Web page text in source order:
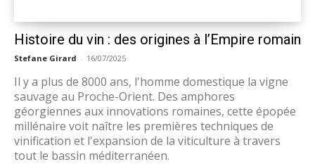
Histoire du vin : des origines à l’Empire romain
Stefane Girard - 16/07/2025
Il y a plus de 8000 ans, l'homme domestique la vigne
sauvage au Proche-Orient. Des amphores
géorgiennes aux innovations romaines, cette épopée
millénaire voit naître les premières techniques de
vinification et l'expansion de la viticulture à travers
tout le bassin méditerranéen.